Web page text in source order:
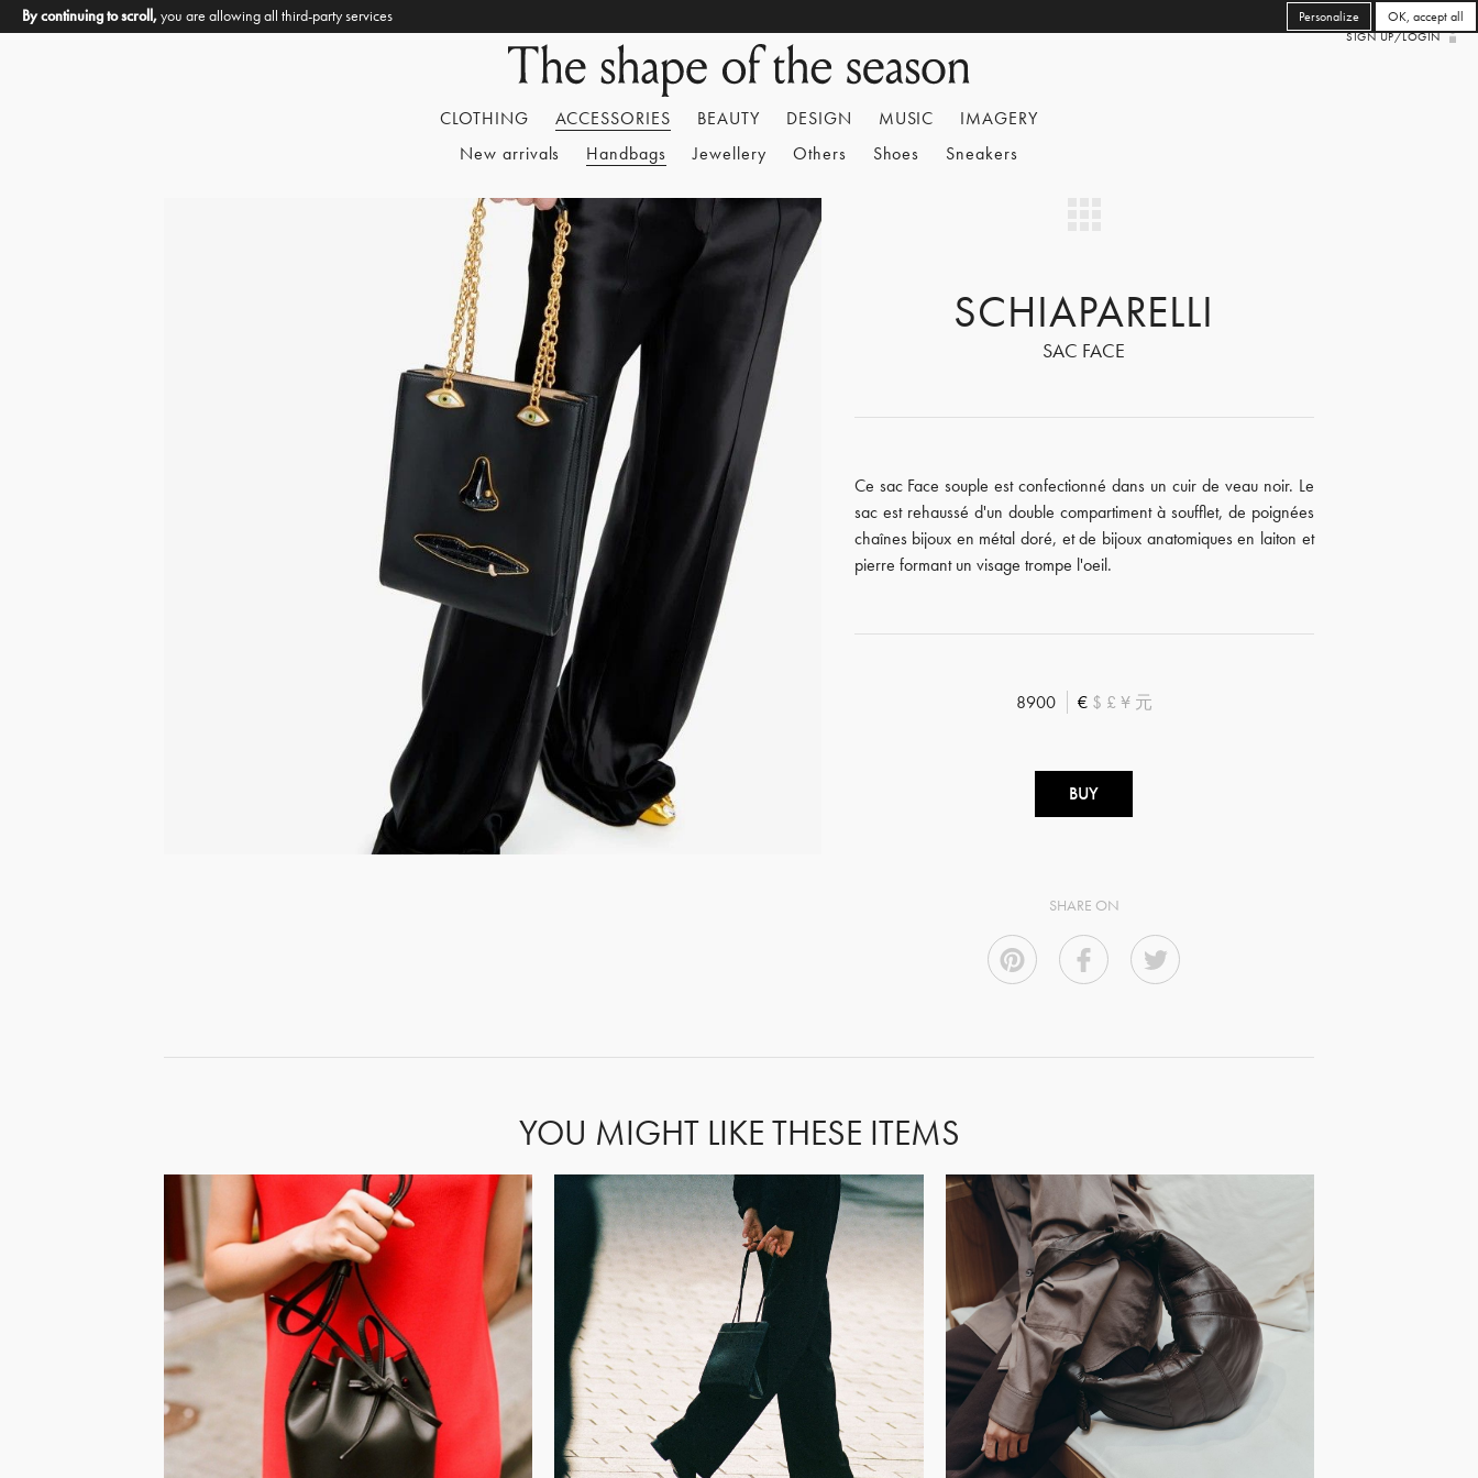
CLOTHING ACCESSORIES BEAUTY DESIGN MUSIC
IMAGERY
New arrivals
Handbags Jewellery Others Shoes Sneakers
SIGN UP/LOGIN
SCHIAPARELLI
SAC FACE
Ce sac Face souple est confectionné dans un cuir de veau noir. Le
sac est rehaussé d'un double compartiment à soufflet, de poignées
chaînes bijoux en métal doré, et de bijoux anatomiques en laiton et
pierre formant un visage trompe l'oeil.
8900 € $ £ ¥ 元
BUY
SHARE ON
YOU MIGHT LIKE THESE ITEMS
By continuing to scroll,you are allowing all third-party services OK, accept all
Personalize